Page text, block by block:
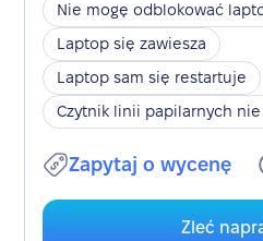
Nie mogę odblokować
Laptop się zawiesza
Laptop sam się restartuje
Czytnik linii papilarnych nie
Zapytaj o wycenę
Zleć